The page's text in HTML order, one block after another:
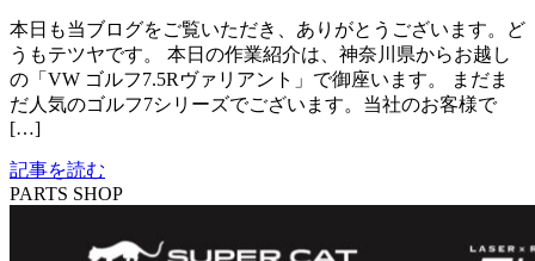
本日も当ブログをご覧いただき、ありがとうございます。ど
うもテツヤです。 本日の作業紹介は、神奈川県からお越し
の「VW ゴルフ7.5Rヴァリアント」で御座います。 まだま
だ人気のゴルフ7シリーズでございます。当社のお客様で
[…]
記事を読む
PARTS SHOP